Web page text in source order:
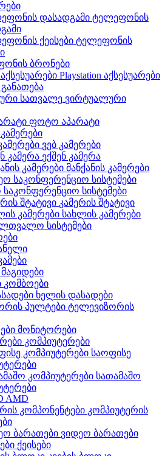
ტელეფონის
ტელეფონის
ბრონები
Playstation აქსესუარები
განათება
ვირტუალური
ფოტო აპარატი
კამერები
ვებ კამერები
ექშენ კამერა
მანქანის კამერები
სისტემები
კამერის შტატივი
სახლის კამერები
სისტემები
მაგიდები
კომბოები
ხელის დასადები
ტელევიზორის
მონიტორები
კომპიუტერები
საოფისე
სათამაშო
AMD
კომპიუტერის
ვიდეო ბარათები
ქეისები